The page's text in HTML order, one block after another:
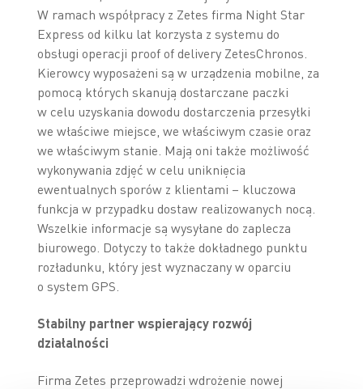
W ramach współpracy z Zetes firma Night Star
Express od kilku lat korzysta z systemu do
obsługi operacji proof of delivery ZetesChronos.
Kierowcy wyposażeni są w urządzenia mobilne, za
pomocą których skanują dostarczane paczki
w celu uzyskania dowodu dostarczenia przesyłki
we właściwe miejsce, we właściwym czasie oraz
we właściwym stanie. Mają oni także możliwość
wykonywania zdjęć w celu uniknięcia
ewentualnych sporów z klientami – kluczowa
funkcja w przypadku dostaw realizowanych nocą.
Wszelkie informacje są wysyłane do zaplecza
biurowego. Dotyczy to także dokładnego punktu
rozładunku, który jest wyznaczany w oparciu
o system GPS.
Stabilny partner wspierający rozwój
działalności
Firma Zetes przeprowadzi wdrożenie nowej